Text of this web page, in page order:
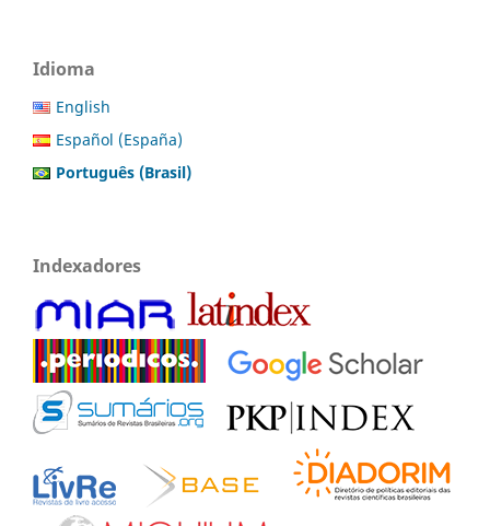
Idioma
English
Español (España)
Português (Brasil)
Indexadores